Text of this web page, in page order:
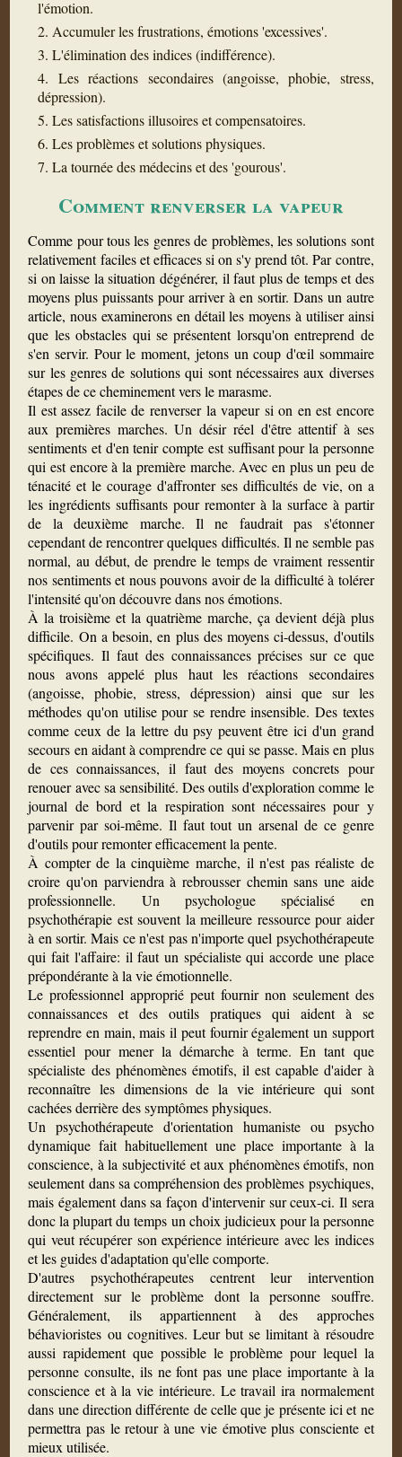
l'émotion.
Accumuler les frustrations, émotions 'excessives'.
L'élimination des indices (indifférence).
Les réactions secondaires (angoisse, phobie, stress,
dépression).
Les satisfactions illusoires et compensatoires.
Les problèmes et solutions physiques.
La tournée des médecins et des 'gourous'.
Comment renverser la vapeur
Comme pour tous les genres de problèmes, les solutions sont
relativement faciles et efficaces si on s'y prend tôt. Par contre,
si on laisse la situation dégénérer, il faut plus de temps et des
moyens plus puissants pour arriver à en sortir. Dans un autre
article, nous examinerons en détail les moyens à utiliser ainsi
que les obstacles qui se présentent lorsqu'on entreprend de
s'en servir. Pour le moment, jetons un coup d'œil sommaire
sur les genres de solutions qui sont nécessaires aux diverses
étapes de ce cheminement vers le marasme.
Il est assez facile de renverser la vapeur si on en est encore
aux premières marches. Un désir réel d'être attentif à ses
sentiments et d'en tenir compte est suffisant pour la personne
qui est encore à la première marche. Avec en plus un peu de
ténacité et le courage d'affronter ses difficultés de vie, on a
les ingrédients suffisants pour remonter à la surface à partir
de la deuxième marche. Il ne faudrait pas s'étonner
cependant de rencontrer quelques difficultés. Il ne semble pas
normal, au début, de prendre le temps de vraiment ressentir
nos sentiments et nous pouvons avoir de la difficulté à tolérer
l'intensité qu'on découvre dans nos émotions.
À la troisième et la quatrième marche, ça devient déjà plus
difficile. On a besoin, en plus des moyens ci-dessus, d'outils
spécifiques. Il faut des connaissances précises sur ce que
nous avons appelé plus haut les réactions secondaires
(angoisse, phobie, stress, dépression) ainsi que sur les
méthodes qu'on utilise pour se rendre insensible. Des textes
comme ceux de la lettre du psy peuvent être ici d'un grand
secours en aidant à comprendre ce qui se passe. Mais en plus
de ces connaissances, il faut des moyens concrets pour
renouer avec sa sensibilité. Des outils d'exploration comme le
journal de bord et la respiration sont nécessaires pour y
parvenir par soi-même. Il faut tout un arsenal de ce genre
d'outils pour remonter efficacement la pente.
À compter de la cinquième marche, il n'est pas réaliste de
croire qu'on parviendra à rebrousser chemin sans une aide
professionnelle. Un psychologue spécialisé en
psychothérapie est souvent la meilleure ressource pour aider
à en sortir. Mais ce n'est pas n'importe quel psychothérapeute
qui fait l'affaire: il faut un spécialiste qui accorde une place
prépondérante à la vie émotionnelle.
Le professionnel approprié peut fournir non seulement des
connaissances et des outils pratiques qui aident à se
reprendre en main, mais il peut fournir également un support
essentiel pour mener la démarche à terme. En tant que
spécialiste des phénomènes émotifs, il est capable d'aider à
reconnaître les dimensions de la vie intérieure qui sont
cachées derrière des symptômes physiques.
Un psychothérapeute d'orientation humaniste ou psycho
dynamique fait habituellement une place importante à la
conscience, à la subjectivité et aux phénomènes émotifs, non
seulement dans sa compréhension des problèmes psychiques,
mais également dans sa façon d'intervenir sur ceux-ci. Il sera
donc la plupart du temps un choix judicieux pour la personne
qui veut récupérer son expérience intérieure avec les indices
et les guides d'adaptation qu'elle comporte.
D'autres psychothérapeutes centrent leur intervention
directement sur le problème dont la personne souffre.
Généralement, ils appartiennent à des approches
béhavioristes ou cognitives. Leur but se limitant à résoudre
aussi rapidement que possible le problème pour lequel la
personne consulte, ils ne font pas une place importante à la
conscience et à la vie intérieure. Le travail ira normalement
dans une direction différente de celle que je présente ici et ne
permettra pas le retour à une vie émotive plus consciente et
mieux utilisée.